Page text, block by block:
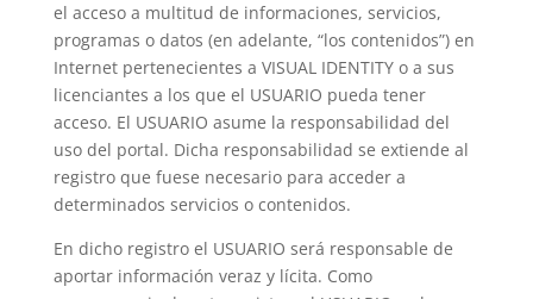
el acceso a multitud de informaciones, servicios,
programas o datos (en adelante, “los contenidos”) en
Internet pertenecientes a VISUAL IDENTITY o a sus
licenciantes a los que el USUARIO pueda tener
acceso. El USUARIO asume la responsabilidad del
uso del portal. Dicha responsabilidad se extiende al
registro que fuese necesario para acceder a
determinados servicios o contenidos.
En dicho registro el USUARIO será responsable de
aportar información veraz y lícita. Como